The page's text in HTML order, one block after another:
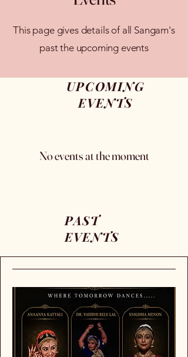
This page gives details of all Sangam's
past the upcoming events
UPCOMING
EVENTS
No events at the moment
PAST
EVENTS